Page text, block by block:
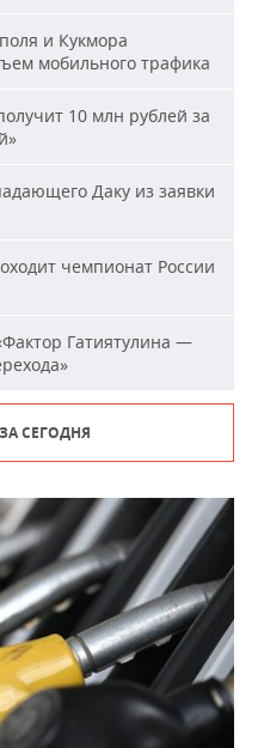
и Кукмора
мобильного трафика
10 млн рублей за
Даку из заявки
чемпионат России
Гатиятулина —
СЕГОДНЯ